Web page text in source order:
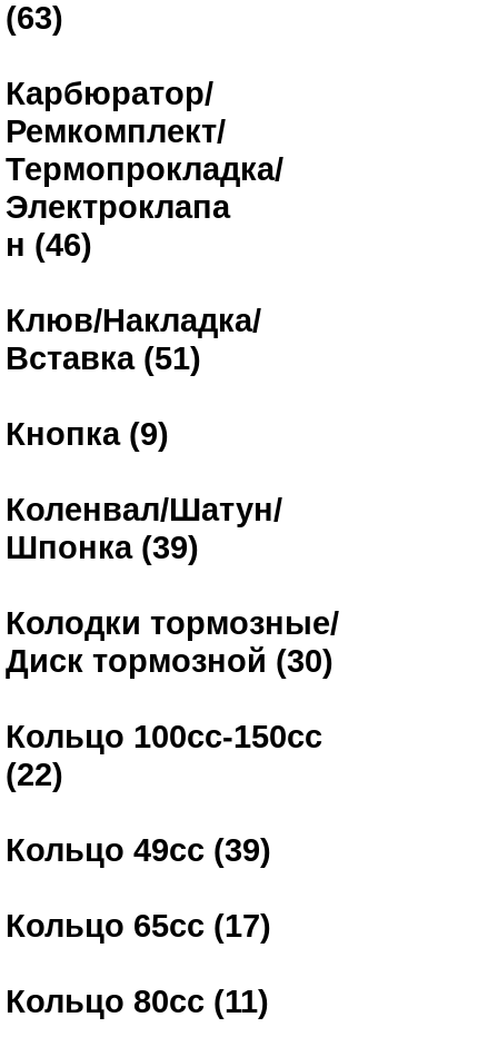
(63)
Карбюратор/
Ремкомплект/
Термопрокладка/
Электроклапа
н (46)
Клюв/Накладка/
Вставка (51)
Кнопка (9)
Коленвал/Шатун/
Шпонка (39)
Колодки тормозные/
Диск тормозной (30)
Кольцо 100сс-150сс
(22)
Кольцо 49сс (39)
Кольцо 65сс (17)
Кольцо 80сс (11)